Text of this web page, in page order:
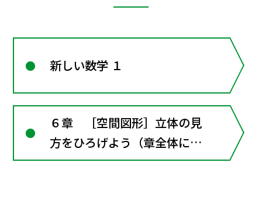
新しい数学 １
６章 ［空間図形］立体の見
方をひろげよう（章全体にか
かわる資料）